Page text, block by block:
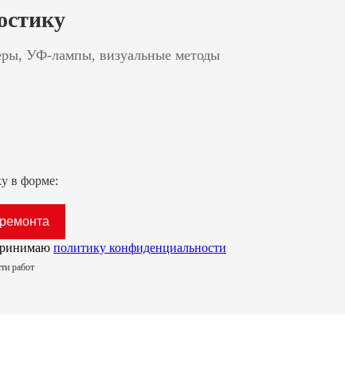
УФ-лампы, визуальные методы
в форме:
политику конфиденциальности
работ